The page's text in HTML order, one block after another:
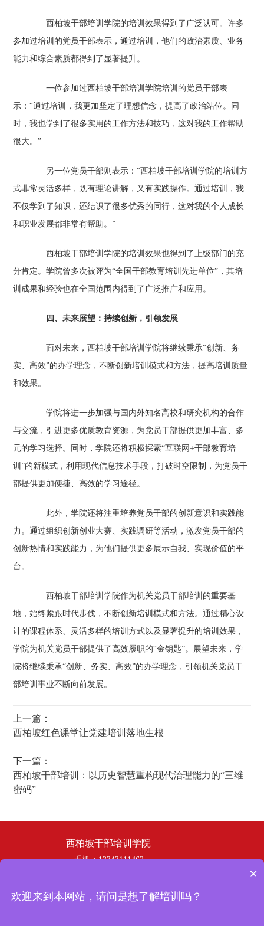
西柏坡干部培训学院的培训效果得到了广泛认可。许多
参加过培训的党员干部表示，通过培训，他们的政治素质、业务
能力和综合素质都得到了显著提升。
一位参加过西柏坡干部培训学院培训的党员干部表
示：“通过培训，我更加坚定了理想信念，提高了政治站位。同
时，我也学到了很多实用的工作方法和技巧，这对我的工作帮助
很大。”
另一位党员干部则表示：“西柏坡干部培训学院的培训方
式非常灵活多样，既有理论讲解，又有实践操作。通过培训，我
不仅学到了知识，还结识了很多优秀的同行，这对我的个人成长
和职业发展都非常有帮助。”
西柏坡干部培训学院的培训效果也得到了上级部门的充
分肯定。学院曾多次被评为“全国干部教育培训先进单位”，其培
训成果和经验也在全国范围内得到了广泛推广和应用。
四、未来展望：持续创新，引领发展
面对未来，西柏坡干部培训学院将继续秉承“创新、务
实、高效”的办学理念，不断创新培训模式和方法，提高培训质量
和效果。
学院将进一步加强与国内外知名高校和研究机构的合作
与交流，引进更多优质教育资源，为党员干部提供更加丰富、多
元的学习选择。同时，学院还将积极探索“互联网+干部教育培
训”的新模式，利用现代信息技术手段，打破时空限制，为党员干
部提供更加便捷、高效的学习途径。
此外，学院还将注重培养党员干部的创新意识和实践能
力。通过组织创新创业大赛、实践调研等活动，激发党员干部的
创新热情和实践能力，为他们提供更多展示自我、实现价值的平
台。
西柏坡干部培训学院作为机关党员干部培训的重要基
地，始终紧跟时代步伐，不断创新培训模式和方法。通过精心设
计的课程体系、灵活多样的培训方式以及显著提升的培训效果，
学院为机关党员干部提供了高效履职的“金钥匙”。展望未来，学
院将继续秉承“创新、务实、高效”的办学理念，引领机关党员干
部培训事业不断向前发展。
上一篇：
西柏坡红色课堂让党建培训落地生根
下一篇：
西柏坡干部培训：以历史智慧重构现代治理能力的“三维
密码”
西柏坡干部培训学院
手机：13343111462
地址：西柏坡干部培训学院
×
欢迎来到本网站，请问是想了解培训吗？